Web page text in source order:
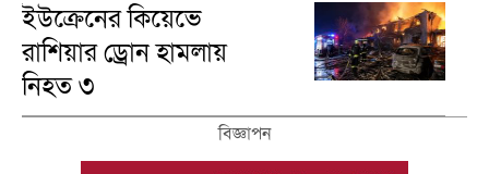
ইউক্রেনের কিয়েভে
রাশিয়ার ড্রোন হামলায়
নিহত ৩
বিজ্ঞাপন